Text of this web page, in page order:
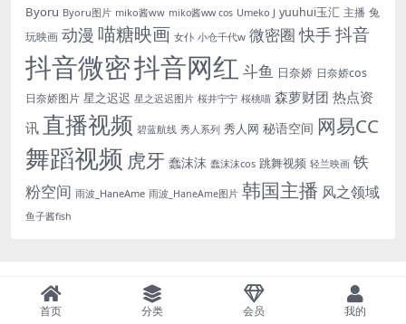
Byoru Byoru图片 miko酱ww miko酱ww cos Umeko J yuuhui玉汇 主播 兔
玩映画 动漫 喵糖映画 女仆 小仓千代w 微密圈 快手抖音
抖音微密抖音网红 斗鱼 日奈娇 日奈娇cos
日奈娇图片 星之迟迟 星之迟迟图片 桜井宁宁 桜桃喵 森萝财团 热点资
讯 直播视频 碧蓝航线 秀人系列 秀人网 秘语空间 网易CC
舞蹈视频 虎牙 蠢沫沫 蠢沫沫cos 跳舞视频 轻兰映画 铁
粉空间 雨波_HaneAme 雨波_HaneAme图片 韩国主播 风之领域
鱼子酱fish
首页 分类 会员 我的